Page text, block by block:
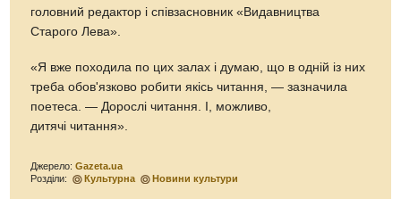
головний редактор і співзасновник «Видавництва
Старого Лева».
«Я вже походила по цих залах і думаю, що в одній із них
треба обов'язково робити якісь читання, — зазначила
поетеса. — Дорослі читання. І, можливо,
дитячі читання».
Джерело:Gazeta.ua
Розділи:
Культурна Новини культури